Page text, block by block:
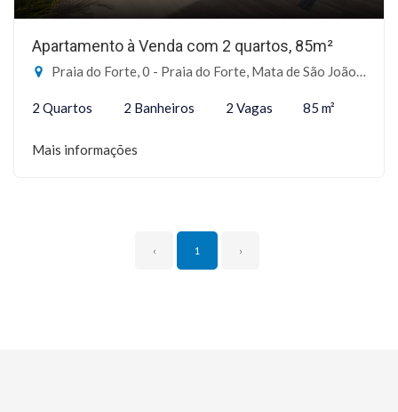
Apartamento à Venda com 2 quartos, 85m²
Praia do Forte, 0 - Praia do Forte, Mata de São João-BA
2 Quartos 2 Banheiros 2 Vagas 85 m²
Mais informações
‹ 1 ›